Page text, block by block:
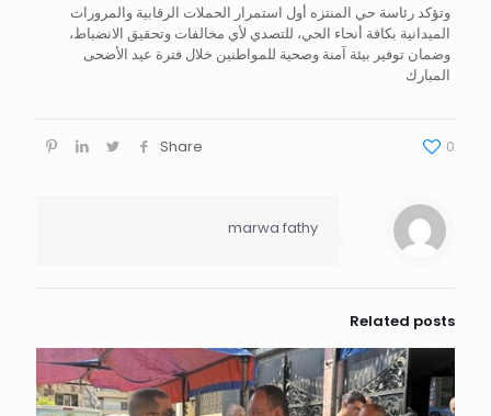
وتؤكد رئاسة حي المنتزه أول استمرار الحملات الرقابية والمرورات
الميدانية بكافة أنحاء الحي، للتصدي لأي مخالفات وتحقيق الانضباط،
وضمان توفير بيئة آمنة وصحية للمواطنين خلال فترة عيد الأضحى
المبارك
Share 0
marwa fathy
Related posts